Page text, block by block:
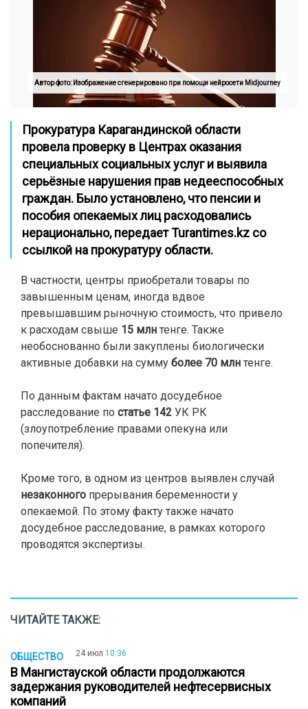
Автор фото: Изображение сгенерировано при помощи нейросети Midjourney
Прокуратура Карагандинской области
провела проверку в Центрах оказания
специальных социальных услуг и выявила
серьёзные нарушения прав недееспособных
граждан. Было установлено, что пенсии и
пособия опекаемых лиц расходовались
нерационально, передаетTurantimes.kz со
ссылкой на прокуратуру области.
В частности, центры приобретали товары по
завышенным ценам, иногда вдвое
превышавшим рыночную стоимость, что привело
к расходам свыше 15 млн тенге. Также
необоснованно были закуплены биологически
активные добавки на сумму более 70 млн тенге.
По данным фактам начато досудебное
расследование по статье 142 УК РК
(злоупотребление правами опекуна или
попечителя).
Кроме того, в одном из центров выявлен случай
незаконного прерывания беременности у
опекаемой. По этому факту также начато
досудебное расследование, в рамках которого
проводятся экспертизы.
ЧИТАЙТЕ ТАКЖЕ:
ОБЩЕСТВО 24 июл 10:36
В Мангистауской области продолжаются
задержания руководителей нефтесервисных
компаний